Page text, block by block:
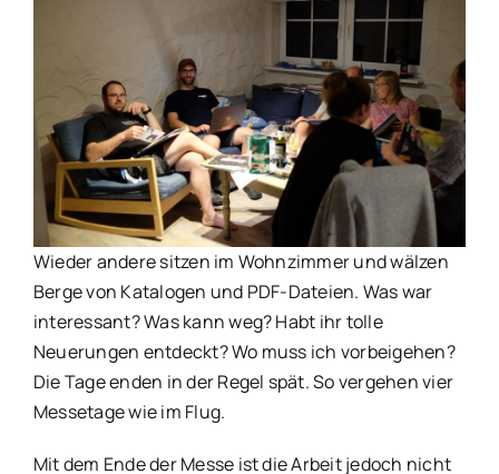
Wieder andere sitzen im Wohnzimmer und wälzen
Berge von Katalogen und PDF-Dateien. Was war
interessant? Was kann weg? Habt ihr tolle
Neuerungen entdeckt? Wo muss ich vorbeigehen?
Die Tage enden in der Regel spät. So vergehen vier
Messetage wie im Flug.
Mit dem Ende der Messe ist die Arbeit jedoch nicht